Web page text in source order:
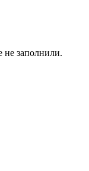
не заполнили.